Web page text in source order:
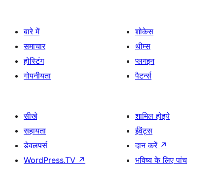
बारे में
समाचार
होस्टिंग
गोपनीयता
शोकेस
थीम्स
प्लगइन
पैटर्न्स
सीखे
सहायता
डेवलपर्स
WordPress.TV ↗
शामिल होइये
ईवेंट्स
दान करें ↗
भविष्य के लिए पांच